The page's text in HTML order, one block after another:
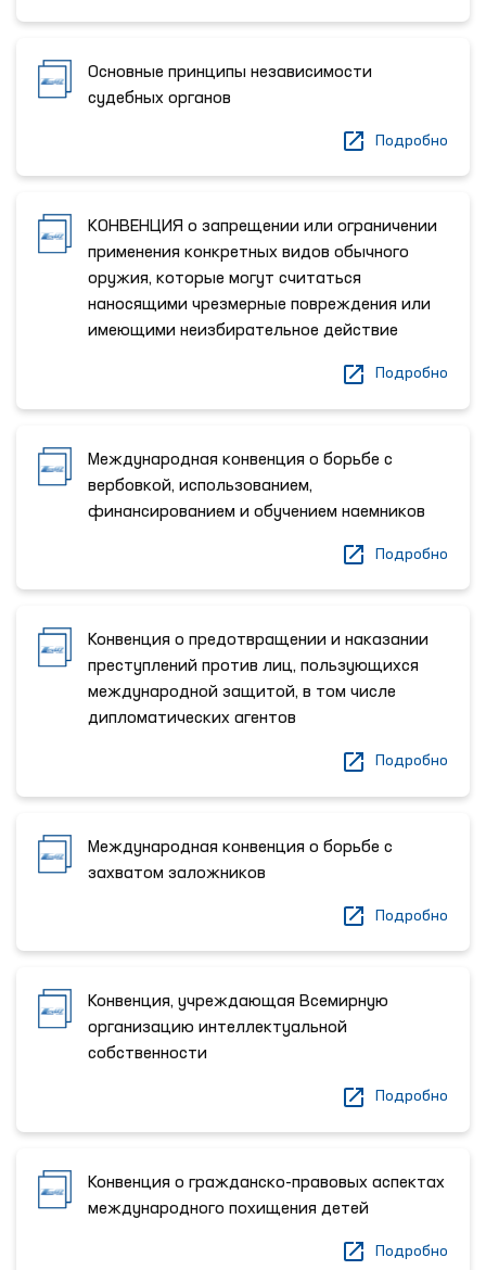
Основные принципы независимости
судебных органов
Подробно
КОНВЕНЦИЯ о запрещении или ограничении
применения конкретных видов обычного
оружия, которые могут считаться
наносящими чрезмерные повреждения или
имеющими неизбирательное действие
Подробно
Международная конвенция о борьбе с
вербовкой, использованием,
финансированием и обучением наемников
Подробно
Конвенция о предотвращении и наказании
преступлений против лиц, пользующихся
международной защитой, в том числе
дипломатических агентов
Подробно
Международная конвенция о борьбе с
захватом заложников
Подробно
Конвенция, учреждающая Всемирную
организацию интеллектуальной
собственности
Подробно
Конвенция о гражданско-правовых аспектах
международного похищения детей
Подробно